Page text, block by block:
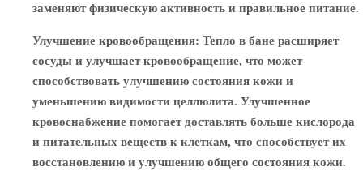
заменяют физическую активность и правильное питание.
Улучшение кровообращения: Тепло в бане расширяет
сосуды и улучшает кровообращение, что может
способствовать улучшению состояния кожи и
уменьшению видимости целлюлита. Улучшенное
кровоснабжение помогает доставлять больше кислорода
и питательных веществ к клеткам, что способствует их
восстановлению и улучшению общего состояния кожи.